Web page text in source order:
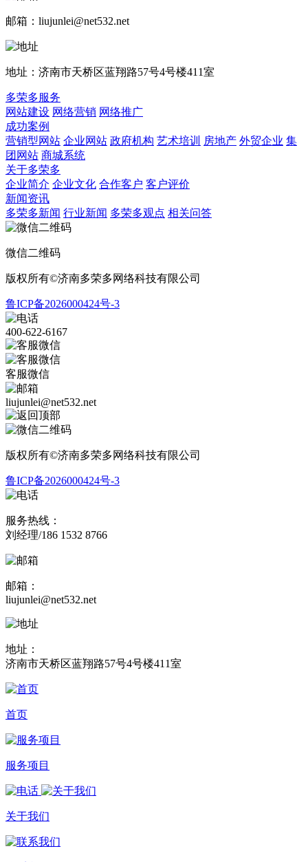
邮箱：liujunlei@net532.net
地址：济南市天桥区蓝翔路57号4号楼411室
多荣多服务
网站建设 网络营销 网络推广
成功案例
营销型网站 企业网站 政府机构 艺术培训 房地产 外贸企业 集
团网站 商城系统
关于多荣多
企业简介 企业文化 合作客户 客户评价
新闻资讯
多荣多新闻 行业新闻 多荣多观点 相关问答
微信二维码
版权所有©济南多荣多网络科技有限公司
鲁ICP备2026000424号-3
400-622-6167
客服微信
liujunlei@net532.net
版权所有©济南多荣多网络科技有限公司
鲁ICP备2026000424号-3
服务热线：
刘经理/186 1532 8766
邮箱：
liujunlei@net532.net
地址：
济南市天桥区蓝翔路57号4号楼411室
首页
服务项目
关于我们